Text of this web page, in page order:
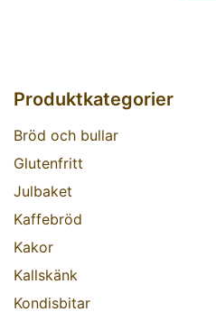
Produktkategorier
Bröd och bullar
Glutenfritt
Julbaket
Kaffebröd
Kakor
Kallskänk
Kondisbitar